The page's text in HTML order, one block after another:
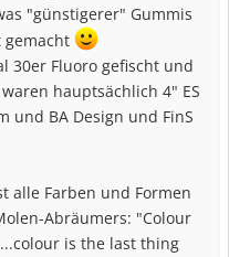
"günstigerer" Gummis
30er Fluoro gefischt und
hauptsächlich 4" ES
und BA Design und FinS
alle Farben und Formen
Abräumers: "Colour
is the last thing